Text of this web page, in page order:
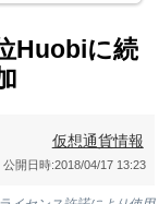
Huobiに続
仮想通貨情報
公開日時:2018/04/17 13:23